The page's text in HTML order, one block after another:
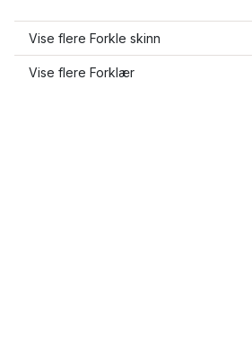
Vise flere Forkle skinn
Vise flere Forklær